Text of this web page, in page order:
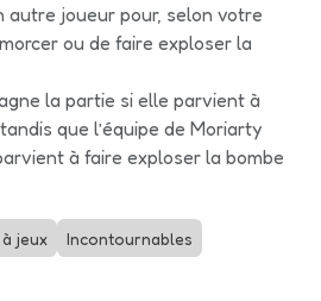
autre joueur pour, selon votre
ou de faire exploser la
la partie si elle parvient à
que l’équipe de Moriarty
à faire exploser la bombe
jeux Incontournables